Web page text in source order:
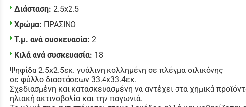
Διάσταση: 2.5x2.5
Χρώμα: ΠΡΑΣΙΝΟ
Τ.μ. ανά συσκευασία: 2
Κιλά ανά συσκευασία: 18
Ψηφίδα 2.5x2.5εκ. γυάλινη κολλημένη σε πλέγμα σιλικόνης
σε φύλλο διαστάσεων 33.4x33.4εκ.
Σχεδιασμένη και κατασκευασμένη να αντέχει στα χημικά
ηλιακή ακτινοβολία και την παγωνιά.